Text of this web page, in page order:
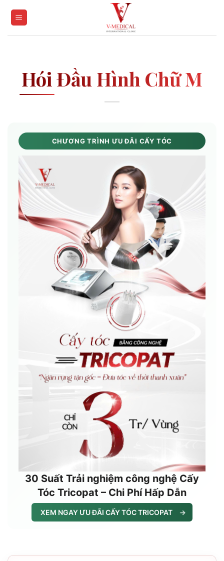
Hói Đầu Hình Chữ M
CHƯƠNG TRÌNH ƯU ĐÃI CẤY TÓC
30 Suất Trải nghiệm công nghệ Cấy
Tóc Tricopat – Chi Phí Hấp Dẫn
XEM NGAY ƯU ĐÃI CẤY TÓC TRICOPAT →